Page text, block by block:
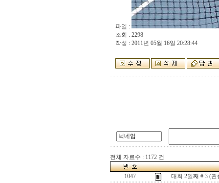
파일 :
조회 : 2298
작성 : 2011년 05월 16일 20:28:44
전체 자료수 : 1172 건
1047
대회 2일째 # 3 (관